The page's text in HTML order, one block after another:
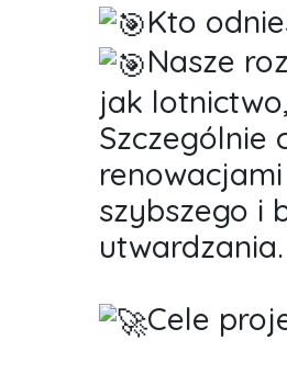
Kto
Nasze
jak
Szczególnie
szybszego i
utwardzania.
Cele